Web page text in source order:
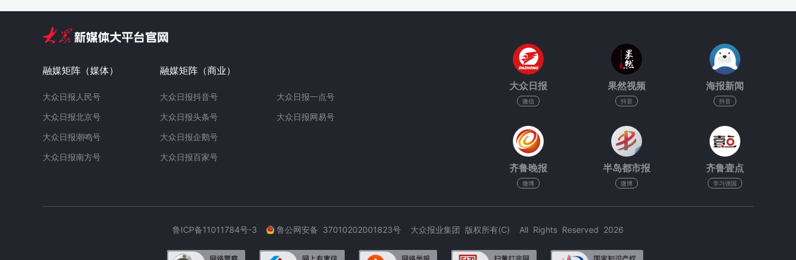
融媒矩阵（媒体）
大众日报人民号
大众日报北京号
大众日报潮鸣号
大众日报南方号
融媒矩阵（商业）
大众日报抖音号
大众日报头条号
大众日报企鹅号
大众日报百家号
大众日报一点号
大众日报网易号
大众日报
微信
果然视频
抖音
海报新闻
抖音
齐鲁晚报
微博
半岛都市报
微博
齐鲁壹点
学习强国
鲁ICP备11011784号-3 鲁公网安备 37010202001823号 大众报业集团 版权所有(C) All Rights Reserved 2026